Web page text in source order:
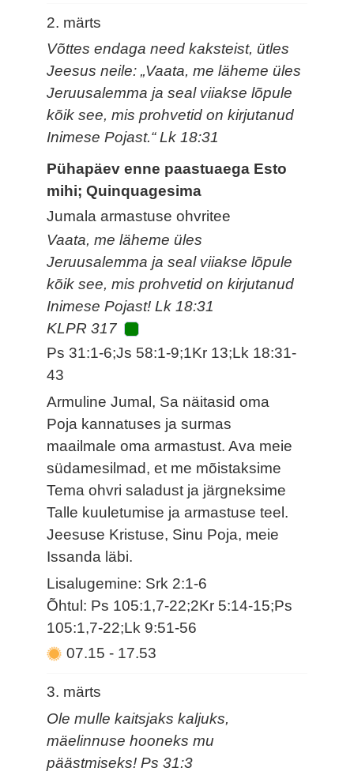
2. märts
Võttes endaga need kaksteist, ütles
Jeesus neile: „Vaata, me läheme üles
Jeruusalemma ja seal viiakse lõpule
kõik see, mis prohvetid on kirjutanud
Inimese Pojast.“ Lk 18:31
Pühapäev enne paastuaega Esto
mihi; Quinquagesima
Jumala armastuse ohvritee
Vaata, me läheme üles
Jeruusalemma ja seal viiakse lõpule
kõik see, mis prohvetid on kirjutanud
Inimese Pojast! Lk 18:31
KLPR 317
Ps 31:1-6;Js 58:1-9;1Kr 13;Lk 18:31-
43
Armuline Jumal, Sa näitasid oma
Poja kannatuses ja surmas
maailmale oma armastust. Ava meie
südamesilmad, et me mõistaksime
Tema ohvri saladust ja järgneksime
Talle kuuletumise ja armastuse teel.
Jeesuse Kristuse, Sinu Poja, meie
Issanda läbi.
Lisalugemine: Srk 2:1-6
Õhtul: Ps 105:1,7-22;2Kr 5:14-15;Ps
105:1,7-22;Lk 9:51-56
07.15- 17.53
3. märts
Ole mulle kaitsjaks kaljuks,
mäelinnuse hooneks mu
päästmiseks! Ps 31:3